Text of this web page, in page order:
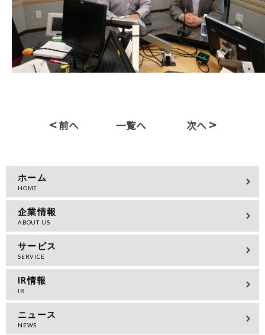
<前へ 一覧へ 次へ >
ホーム
企業情報
サービス
IR情報
ニュース